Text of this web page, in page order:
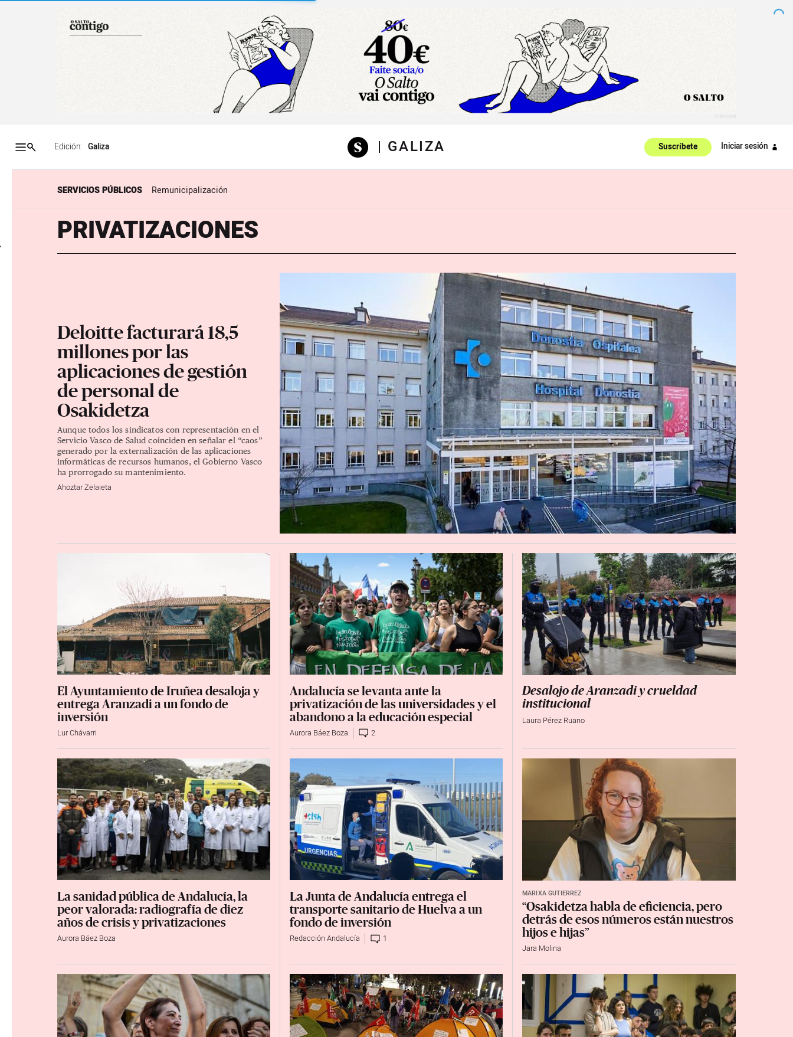
Accesibilidad
Edición: | GALIZA Suscríbete Iniciar sesión
SERVICIOS PÚBLICOS Remunicipalización
PRIVATIZACIONES
Deloitte facturará 18,5
millones por las
aplicaciones de gestión
de personal de
Osakidetza
Aunque todos los sindicatos con representación en el
Servicio Vasco de Salud coinciden en señalar el “caos”
generado por la externalización de las aplicaciones
informáticas de recursos humanos, el Gobierno Vasco
ha prorrogado su mantenimiento.
Ahoztar Zelaieta
El Ayuntamiento de Iruñea desaloja y
entrega Aranzadi a un fondo de
inversión
Lur Chávarri
Andalucía se levanta ante la
privatización de las universidades y el
abandono a la educación especial
Aurora Báez Boza 2
Desalojo de Aranzadi y crueldad
institucional
Laura Pérez Ruano
La sanidad pública de Andalucía, la
peor valorada: radiografía de diez
años de crisis y privatizaciones
Aurora Báez Boza
La Junta de Andalucía entrega el
transporte sanitario de Huelva a un
fondo de inversión
Redacción Andalucía 1
MARIXA GUTIÉRREZ
“Osakidetza habla de eficiencia, pero
detrás de esos números están nuestros
hijos e hijas”
Jara Molina